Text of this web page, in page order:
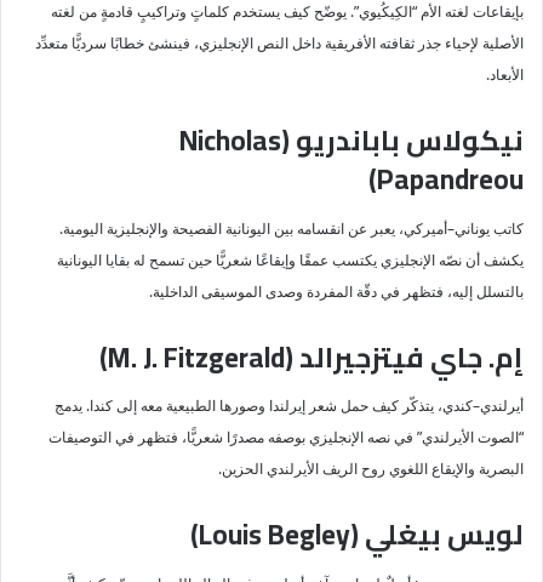
بإيقاعات لغته الأم “الكِيكُيوي”. يوضّح كيف يستخدم كلماتٍ وتراكيبٍ قادمةٍ من لغته
الأصلية لإحياء جذر ثقافته الأفريقية داخل النص الإنجليزي، فينشئ خطابًا سرديًّا متعدِّد
الأبعاد.
نيكولاس باباندريو (Nicholas
Papandreou)
كاتب يوناني–أميركي، يعبر عن انقسامه بين اليونانية الفصيحة والإنجليزية اليومية.
يكشف أن نصّه الإنجليزي يكتسب عمقًا وإيقاعًا شعريًّا حين تسمح له بقايا اليونانية
بالتسلل إليه، فتظهر في دقّة المفردة وصدى الموسيقى الداخلية.
إم. جاي فيتزجيرالد (M. J. Fitzgerald)
أيرلندي–كندي، يتذكّر كيف حمل شعر إيرلندا وصورها الطبيعية معه إلى كندا. يدمج
“الصوت الأيرلندي” في نصه الإنجليزي بوصفه مصدرًا شعريًّا، فتظهر في التوصيفات
البصرية والإيقاع اللغوي روح الريف الأيرلندي الحزين.
لويس بيغلي (Louis Begley)